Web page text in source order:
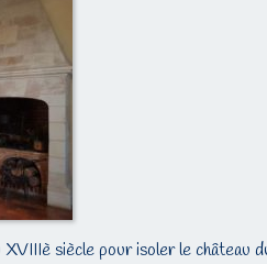
siècle pour isoler le château